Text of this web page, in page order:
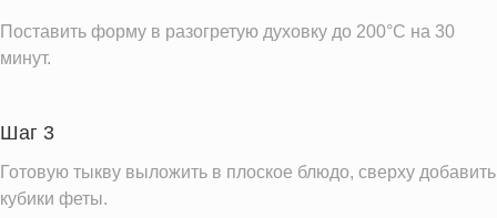
Поставить форму в разогретую духовку до 200°С на 30
минут.
Шаг 3
Готовую тыкву выложить в плоское блюдо, сверху добавить
кубики феты.